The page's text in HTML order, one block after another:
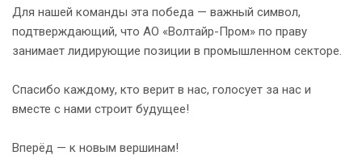
Для нашей команды эта победа — важный символ,
подтверждающий, что АО «Волтайр-Пром» по праву
занимает лидирующие позиции в промышленном секторе.
Спасибо каждому, кто верит в нас, голосует за нас и
вместе с нами строит будущее!
Вперёд — к новым вершинам!